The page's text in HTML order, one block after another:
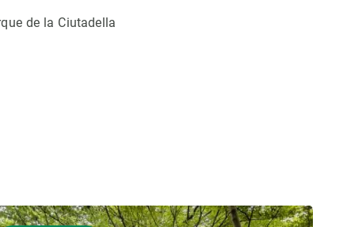
de la Ciutadella